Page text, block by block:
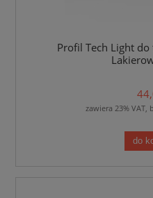
Profil Tech Light do
zawiera 23%
do